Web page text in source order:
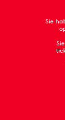
Sie